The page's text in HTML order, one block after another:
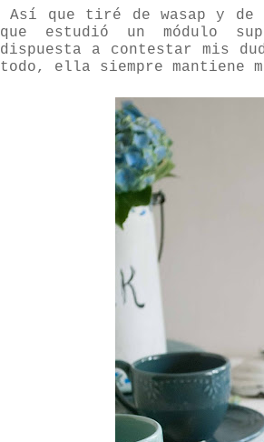
Así que tiré de wasap y de
que estudió un módulo
dispuesta a contestar mis
todo, ella siempre mantiene